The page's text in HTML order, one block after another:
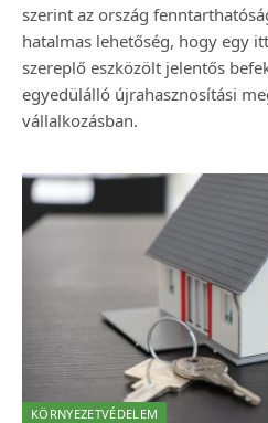
szerint az ország
hatalmas lehetőség, hogy egy
szereplő eszközölt jelentős
egyedülálló újrahasznosítási
vállalkozásban.
KÖRNYEZETVÉDELEM